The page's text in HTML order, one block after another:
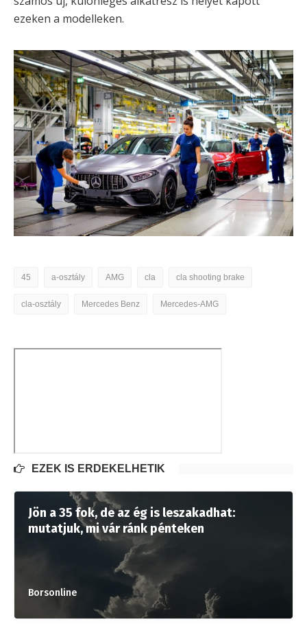
ezeken a modelleken.
45 a-osztály AMG cla cla shooting brake
cla-osztály Mercedes Benz Mercedes-AMG
EZEK IS ÉRDEKELHETIK
Jön a 35 fok, de az ég is leszakadhat:
mutatjuk, mi vár ránk pénteken
Borsonline